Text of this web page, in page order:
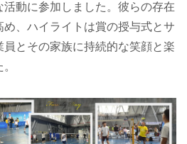
活動に参加しました。彼らの存在
、ハイライトは賞の授与式とサ
とその家族に持続的な笑顔と楽